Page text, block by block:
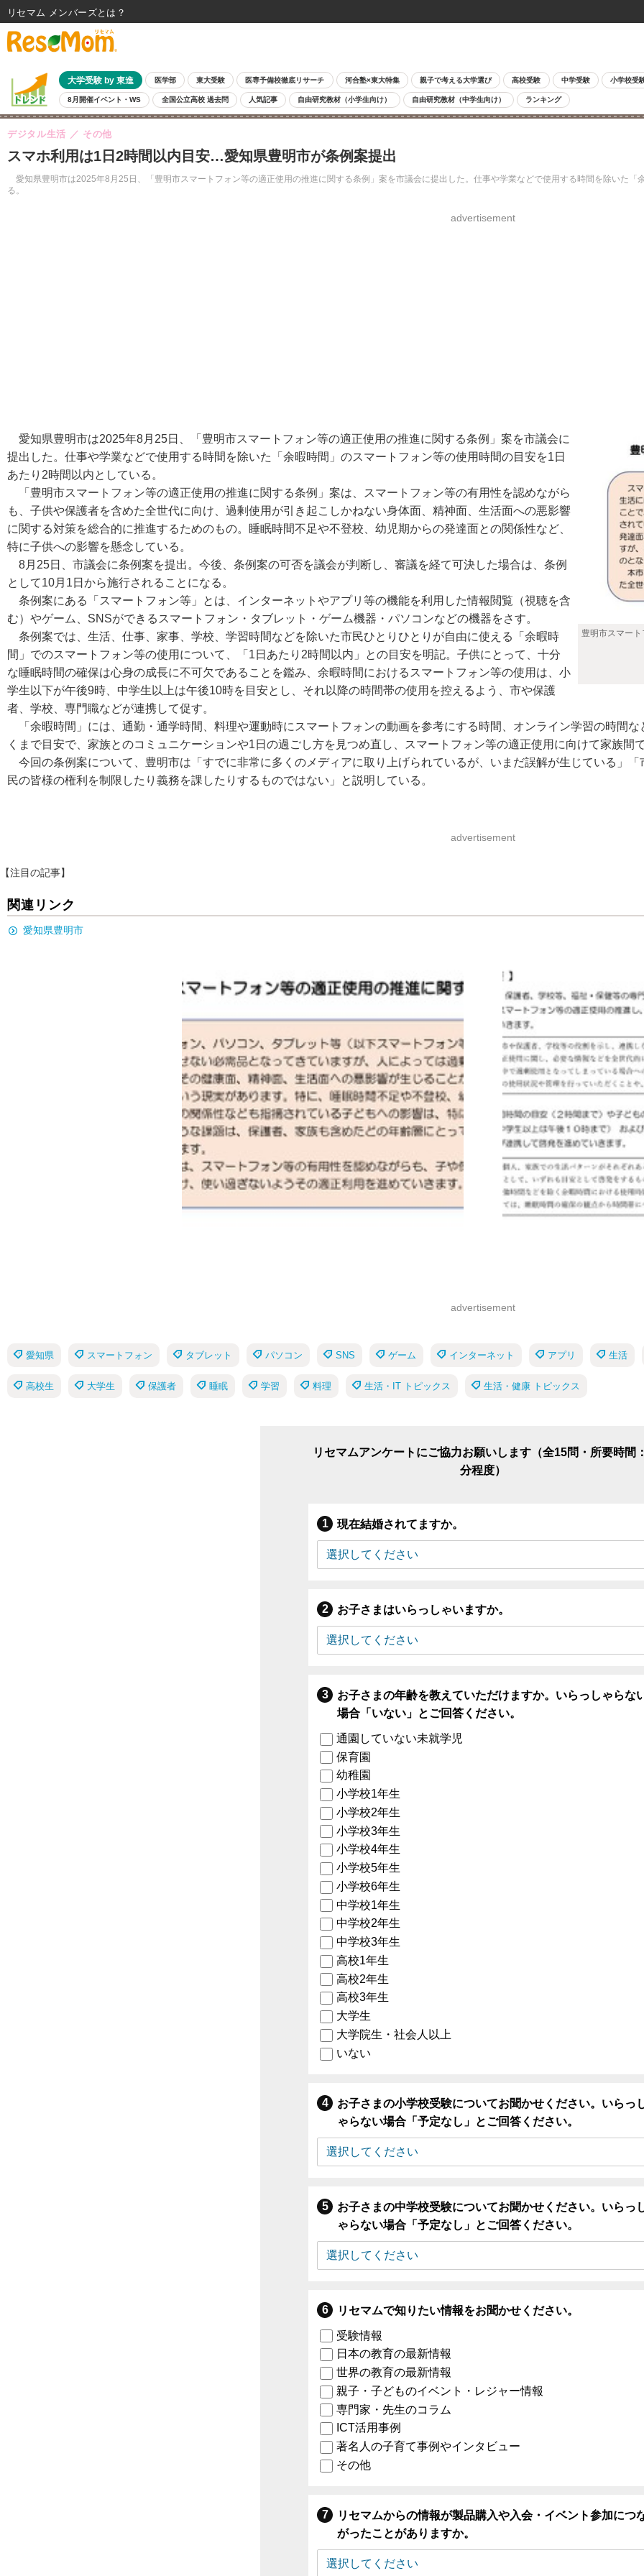
大学受験 by 東進 医学部 東大受験 医専予備校徹底リサーチ 河合塾×東大特集 親子で考える大学選び 高校受験 中学受験 小学校受
8月開催イベント・WS 全国公立高校 過去問 人気記事 自由研究教材（小学生向け） 自由研究教材（中学生向け） ランキング
スマホ利用は1日2時間以内目安…愛知県豊明市が条例案提出
愛知県豊明市は2025年8月25日、「豊明市スマートフォン等の適正使用の推進に関する条例」案を市議会に提出した。仕事や学業などで使用する時間を除いた
る。
デジタル生活 その他
advertisement
豊明市スマー
愛知県豊明市は2025年8月25日、「豊明市スマートフォン等の適正使用の推進に関する条例」案を市議会に
提出した。仕事や学業などで使用する時間を除いた「余暇時間」のスマートフォン等の使用時間の目安を1日
あたり2時間以内としている。
「豊明市スマートフォン等の適正使用の推進に関する条例」案は、スマートフォン等の有用性を認めながら
も、子供や保護者を含めた全世代に向け、過剰使用が引き起こしかねない身体面、精神面、生活面への悪影響
に関する対策を総合的に推進するためのもの。睡眠時間不足や不登校、幼児期からの発達面との関係性など、
特に子供への影響を懸念している。
8月25日、市議会に条例案を提出。今後、条例案の可否を議会が判断し、審議を経て可決した場合は、条例
として10月1日から施行されることになる。
条例案にある「スマートフォン等」とは、インターネットやアプリ等の機能を利用した情報閲覧（視聴を含
む）やゲーム、SNSができるスマートフォン・タブレット・ゲーム機器・パソコンなどの機器をさす。
条例案では、生活、仕事、家事、学校、学習時間などを除いた市民ひとりひとりが自由に使える「余暇時
間」でのスマートフォン等の使用について、「1日あたり2時間以内」との目安を明記。子供にとって、十分
な睡眠時間の確保は心身の成長に不可欠であることを鑑み、余暇時間におけるスマートフォン等の使用は、小
学生以下が午後9時、中学生以上は午後10時を目安とし、それ以降の時間帯の使用を控えるよう、市や保護
者、学校、専門職などが連携して促す。
「余暇時間」には、通勤・通学時間、料理や運動時にスマートフォンの動画を参考にする時間、オンライン学習の時間
くまで目安で、家族とのコミュニケーションや1日の過ごし方を見つめ直し、スマートフォン等の適正使用に向けて家族間
今回の条例案について、豊明市は「すでに非常に多くのメディアに取り上げられているが、いまだ誤解が生じている」
民の皆様の権利を制限したり義務を課したりするものではない」と説明している。
advertisement
【注目の記事】
関連リンク
愛知県豊明市
advertisement
愛知県 スマートフォン タブレット パソコン SNS ゲーム インターネット アプリ 生活
高校生 大学生 保護者 睡眠 学習 料理 生活・IT トピックス 生活・健康 トピックス
リセマムアンケートにご協力お願いします（全15問・所要時間
分程度）
現在結婚されてますか。
お子さまはいらっしゃいますか。
お子さまの年齢を教えていただけますか。いらっしゃらな
場合「いない」とご回答ください。
通園していない未就学児
保育園
幼稚園
小学校1年生
小学校2年生
小学校3年生
小学校4年生
小学校5年生
小学校6年生
中学校1年生
中学校2年生
中学校3年生
高校1年生
高校2年生
高校3年生
大学生
大学院生・社会人以上
いない
お子さまの小学校受験についてお聞かせください。いらっ
ゃらない場合「予定なし」とご回答ください。
お子さまの中学校受験についてお聞かせください。いらっ
ゃらない場合「予定なし」とご回答ください。
リセマムで知りたい情報をお聞かせください。
受験情報
日本の教育の最新情報
世界の教育の最新情報
親子・子どものイベント・レジャー情報
専門家・先生のコラム
ICT活用事例
著名人の子育て事例やインタビュー
その他
リセマムからの情報が製品購入や入会・イベント参加につ
がったことがありますか。
リセマム メンバーズ